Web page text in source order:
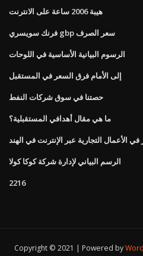
هيبة 2006 ساعة على الانترنت
فرنك سويسري gbp سعر الصرف
الرسوم البيانية الأساسية في اللوحات
إلى الأمام فرق السعر في المستقبل
حصتنا في سوق شركات النفط
ما هي مقال أهدافي المستقبلية؟
في الأعمال التجارية عبر الإنترنت في الهند
الرسم البياني لإدارة شركة كوكا كولا
2216
Copyright © 2021 | Powered by